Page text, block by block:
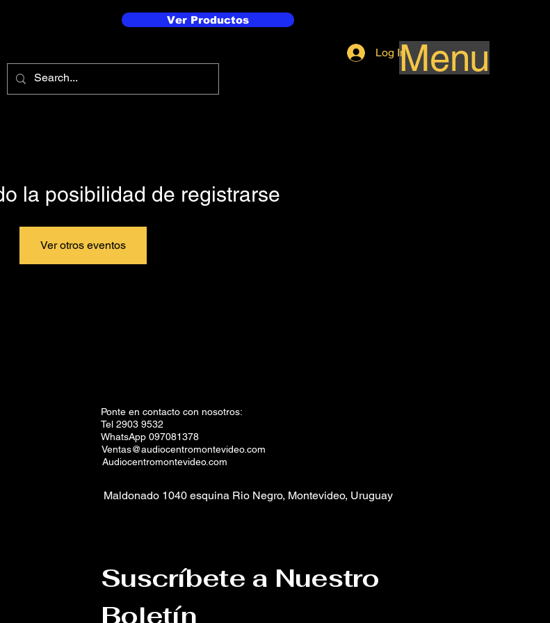
Ver Productos
Menu
Log In
la posibilidad de registrarse
Ver otros eventos
Ponte en contacto con nosotros:
Tel 2903 9532
WhatsApp 097081378
Ventas@audiocentromontevideo.com
Audiocentromontevideo.com
Maldonado 1040 esquina Rio Negro, Montevideo, Uruguay
Suscríbete a Nuestro
Boletín